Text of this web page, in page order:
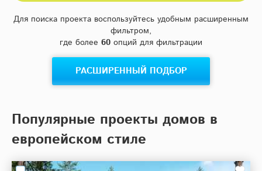
Для поиска проекта воспользуйтесь удобным расширенным
фильтром,
где более 60 опций для фильтрации
РАСШИРЕННЫЙ ПОДБОР
Популярные проекты домов в
европейском стиле